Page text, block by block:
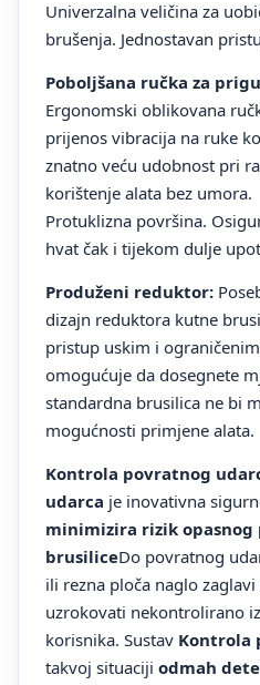
Univerzalna veličina za
brušenja. Jednostavan
Poboljšana ručka za
Ergonomski oblikovana
prijenos vibracija na ruke
znatno veću udobnost pri
korištenje alata bez umora.
Protuklizna površina.
hvat čak i tijekom dulje
Produženi reduktor:
dizajn reduktora kutne
pristup uskim i
omogućuje da dosegnete
standardna brusilica ne bi
mogućnosti primjene alata.
Kontrola povratnog
udarca je inovativna
minimizira rizik
brusiliceDo povratnog
ili rezna ploča naglo
uzrokovati nekontrolirano
korisnika. Sustav Kontrola
takvoj situaciji odmah